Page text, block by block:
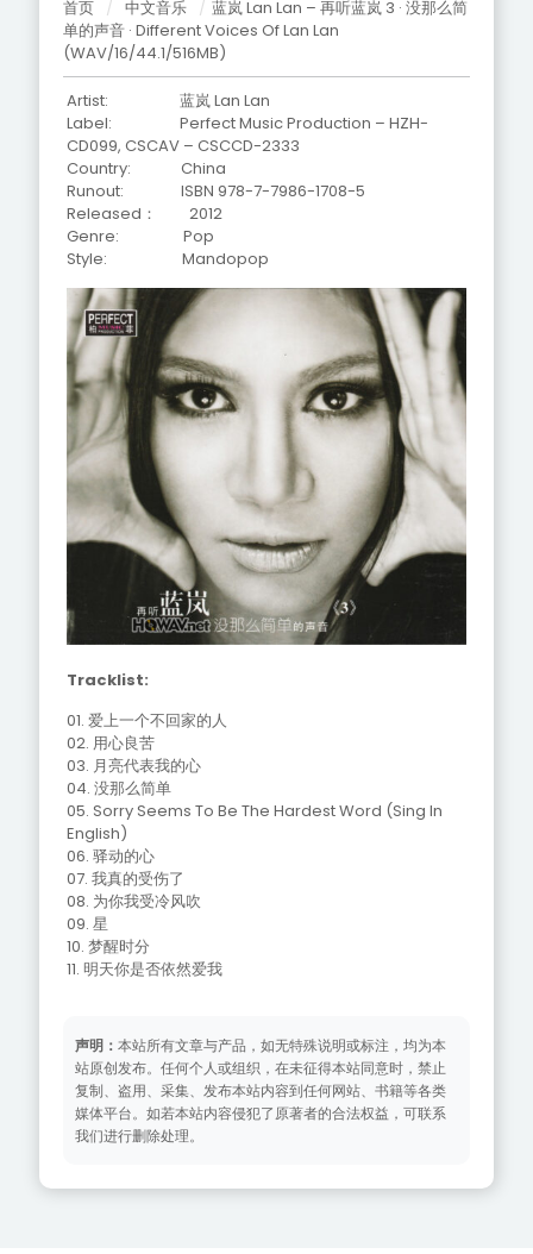
首页 / 中文音乐 / 蓝岚 Lan Lan – 再听蓝岚 3 · 没那么简
单的声音 · Different Voices Of Lan Lan
(WAV/16/44.1/516MB)
Artist: 蓝岚 Lan Lan
Label: Perfect Music Production – HZH-
CD099, CSCAV – CSCCD-2333
Country: China
Runout: ISBN 978-7-7986-1708-5
Released： 2012
Genre: Pop
Style: Mandopop
Tracklist:
01. 爱上一个不回家的人
02. 用心良苦
03. 月亮代表我的心
04. 没那么简单
05. Sorry Seems To Be The Hardest Word (Sing In
English)
06. 驿动的心
07. 我真的受伤了
08. 为你我受冷风吹
09. 星
10. 梦醒时分
11. 明天你是否依然爱我
声明： 本站所有文章与产品，如无特殊说明或标注，均为本
站原创发布。任何个人或组织，在未征得本站同意时，禁止
复制、盗用、采集、发布本站内容到任何网站、书籍等各类
媒体平台。如若本站内容侵犯了原著者的合法权益，可联系
我们进行删除处理。